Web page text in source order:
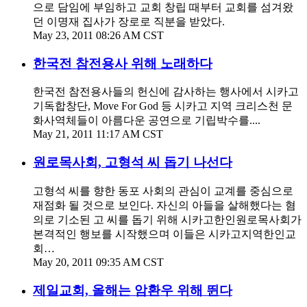
으로 담임에 부임하고 교회 창립 때부터 교회를 섬겨왔
던 이명재 집사가 장로로 직분을 받았다.
May 23, 2011 08:26 AM CST
한국전 참전용사 위해 노래하다
한국전 참전용사들의 헌신에 감사하는 행사에서 시카고
기독합창단, Move For God 등 시카고 지역 크리스천 문
화사역체들이 아름다운 공연으로 기립박수를....
May 21, 2011 11:17 AM CST
원로목사회, 고형석 씨 돕기 나선다
고형석 씨를 향한 동포 사회의 관심이 교계를 중심으로
재점화 될 것으로 보인다. 자신의 아들을 살해했다는 혐
의로 기소된 고 씨를 돕기 위해 시카고한인원로목사회가
본격적인 행보를 시작했으며 이들은 시카고지역한인교
회…
May 20, 2011 09:35 AM CST
제일교회, 올해는 암환우 위해 뛴다